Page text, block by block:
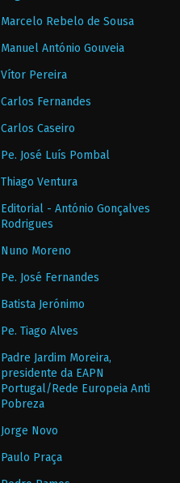
Marcelo Rebelo de Sousa
Manuel António Gouveia
Vítor Pereira
Carlos Fernandes
Carlos Caseiro
Pe. José Luís Pombal
Thiago Ventura
Editorial - António Gonçalves
Rodrigues
Nuno Moreno
Pe. José Fernandes
Batista Jerónimo
Pe. Tiago Alves
Padre Jardim Moreira,
presidente da EAPN
Portugal/Rede Europeia Anti
Pobreza
Jorge Novo
Paulo Praça